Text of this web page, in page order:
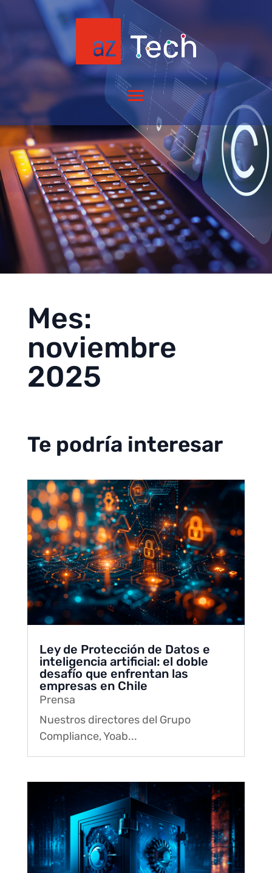
Mes:
noviembre
2025
Te podría interesar
Ley de Protección de Datos e
inteligencia artificial: el doble
desafío que enfrentan las
empresas en Chile
Prensa
Nuestros directores del Grupo
Compliance, Yoab...